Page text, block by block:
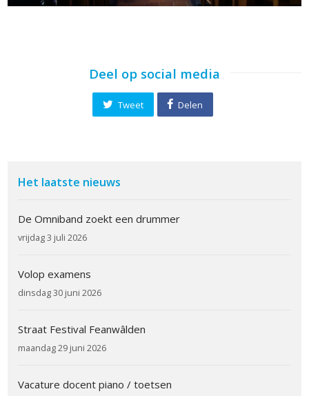
Deel op social media
Tweet Delen
Het laatste nieuws
De Omniband zoekt een drummer
vrijdag 3 juli 2026
Volop examens
dinsdag 30 juni 2026
Straat Festival Feanwâlden
maandag 29 juni 2026
Vacature docent piano / toetsen